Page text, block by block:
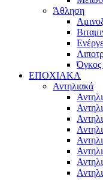
Άθληση
Όγκος
ΕΠΟΧΙΑΚΑ
Αντηλιακά